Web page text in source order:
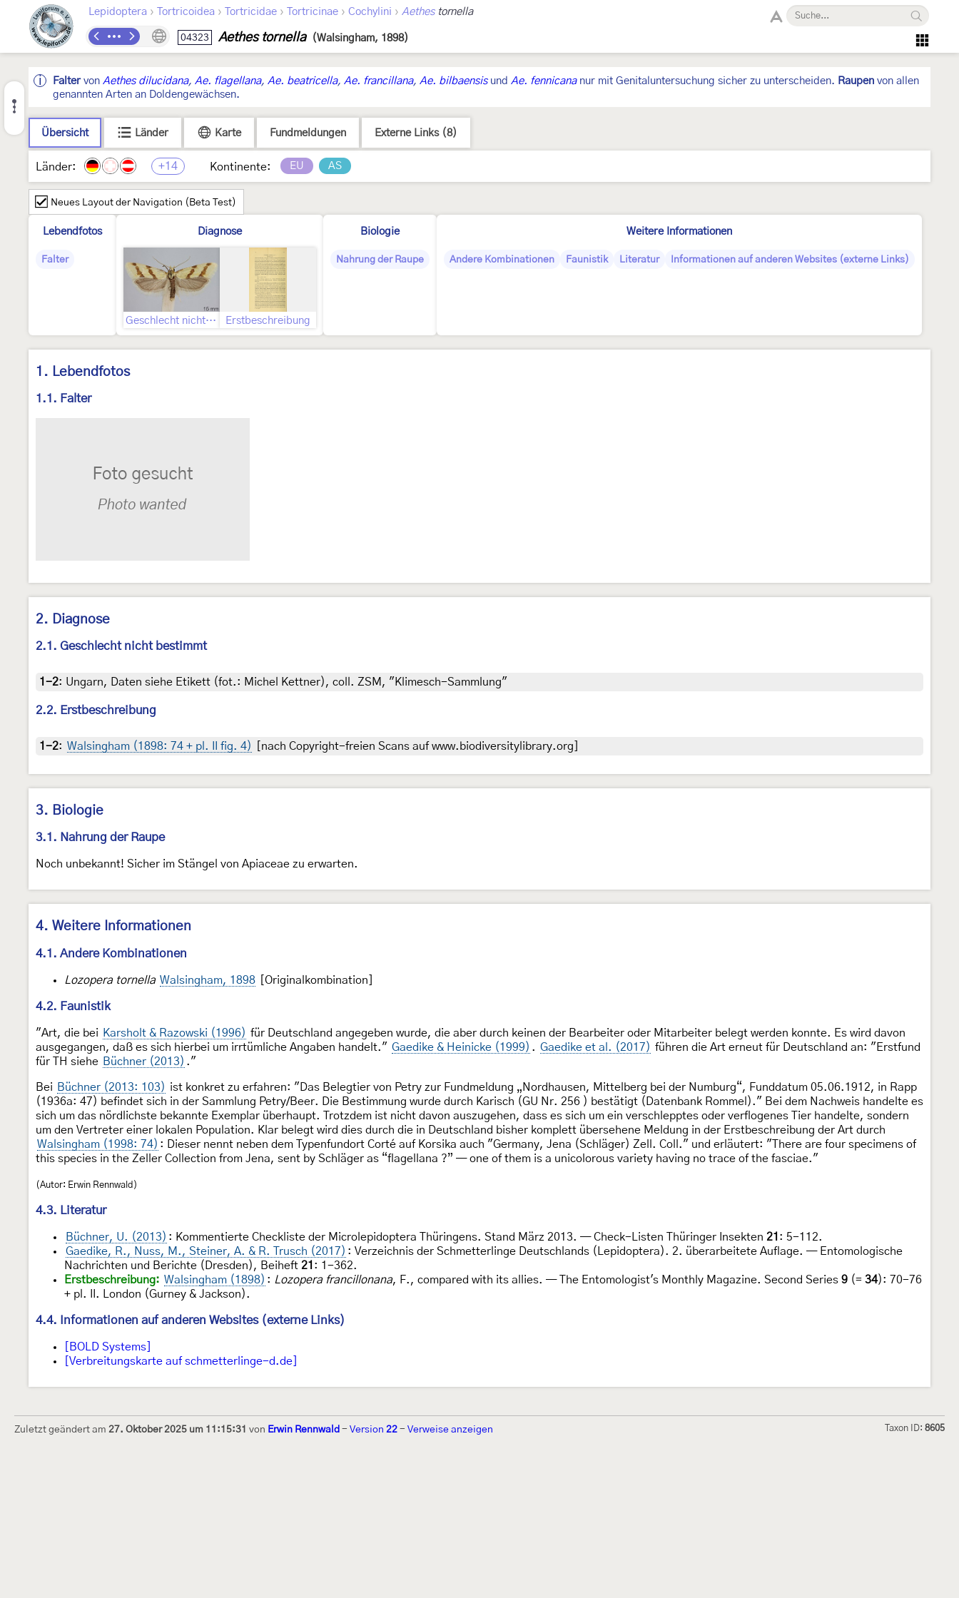
Lepidoptera › Tortricoidea › Tortricidae › Tortricinae › Cochylini › Aethestornella
04323 Aethes tornella (Walsingham, 1898)
Faltervon Aethes dilucidana, Ae. flagellana, Ae. beatricella, Ae. francillana, Ae. bilbaensisund Ae. fennicananur mit Genitaluntersuchung sicher zu unterscheiden. Raupen von allen
genannten Arten an Doldengewächsen.
Übersicht Länder Karte Fundmeldungen Externe Links (8)
Länder: +14 Kontinente: EU AS
Neues Layout der Navigation (Beta Test)
Lebendfotos
Falter
Diagnose
Geschlecht nicht bestimmt Erstbeschreibung
Biologie
Nahrung der Raupe
Weitere Informationen
Andere Kombinationen Faunistik Literatur Informationen auf anderen Websites (externe Links)
1. Lebendfotos
1.1. Falter
2. Diagnose
2.1. Geschlecht nicht bestimmt
1-2: Ungarn, Daten siehe Etikett (fot.: Michel Kettner), coll. ZSM, "Klimesch-Sammlung"
2.2. Erstbeschreibung
1-2: Walsingham (1898: 74 + pl. II fig. 4) [nach Copyright-freien Scans auf www.biodiversitylibrary.org]
3. Biologie
3.1. Nahrung der Raupe
Noch unbekannt! Sicher im Stängel von Apiaceae zu erwarten.
4. Weitere Informationen
4.1. Andere Kombinationen
Lozopera tornella Walsingham, 1898 [Originalkombination]
4.2. Faunistik
"Art, die bei Karsholt & Razowski (1996) für Deutschland angegeben wurde, die aber durch keinen der Bearbeiter oder Mitarbeiter belegt werden konnte. Es wird davon
ausgegangen, daß es sich hierbei um irrtümliche Angaben handelt." Gaedike & Heinicke (1999) . Gaedike et al. (2017) führen die Art erneut für Deutschland an: "Erstfund
für TH siehe Büchner (2013) ."
Bei Büchner (2013: 103) ist konkret zu erfahren: "Das Belegtier von Petry zur Fundmeldung „Nordhausen, Mittelberg bei der Numburg“, Funddatum 05.06.1912, in Rapp
(1936a: 47) befindet sich in der Sammlung Petry/Beer. Die Bestimmung wurde durch Karisch (GU Nr. 256 ) bestätigt (Datenbank Rommel)." Bei dem Nachweis handelte es
sich um das nördlichste bekannte Exemplar überhaupt. Trotzdem ist nicht davon auszugehen, dass es sich um ein verschlepptes oder verflogenes Tier handelte, sondern
um den Vertreter einer lokalen Population. Klar belegt wird dies durch die in Deutschland bisher komplett übersehene Meldung in der Erstbeschreibung der Art durch
Walsingham (1998: 74) : Dieser nennt neben dem Typenfundort Corté auf Korsika auch "Germany, Jena (Schläger) Zell. Coll." und erläutert: "There are four specimens of
this species in the Zeller Collection from Jena, sent by Schläger as “flagellana ?” — one of them is a unicolorous variety having no trace of the fasciae."
(Autor: Erwin Rennwald)
4.3. Literatur
Büchner, U. (2013) : Kommentierte Checkliste der Microlepidoptera Thüringens. Stand März 2013. — Check-Listen Thüringer Insekten 21 : 5-112.
Gaedike, R., Nuss, M., Steiner, A. & R. Trusch (2017) : Verzeichnis der Schmetterlinge Deutschlands (Lepidoptera). 2. überarbeitete Auflage. — Entomologische
Nachrichten und Berichte (Dresden), Beiheft 21 : 1-362.
Erstbeschreibung: Walsingham (1898) : Lozopera francillonana, F., compared with its allies. — The Entomologist's Monthly Magazine. Second Series 9 (= 34): 70-76
+ pl. II. London (Gurney & Jackson).
4.4. Informationen auf anderen Websites (externe Links)
[BOLD Systems]
[Verbreitungskarte auf schmetterlinge-d.de]
Zuletzt geändert am 27. Oktober 2025 um 11:15:31 von Erwin Rennwald - Version 22 - Verweise anzeigen Taxon ID: 8605